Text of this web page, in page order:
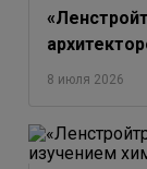
8 июля 2026